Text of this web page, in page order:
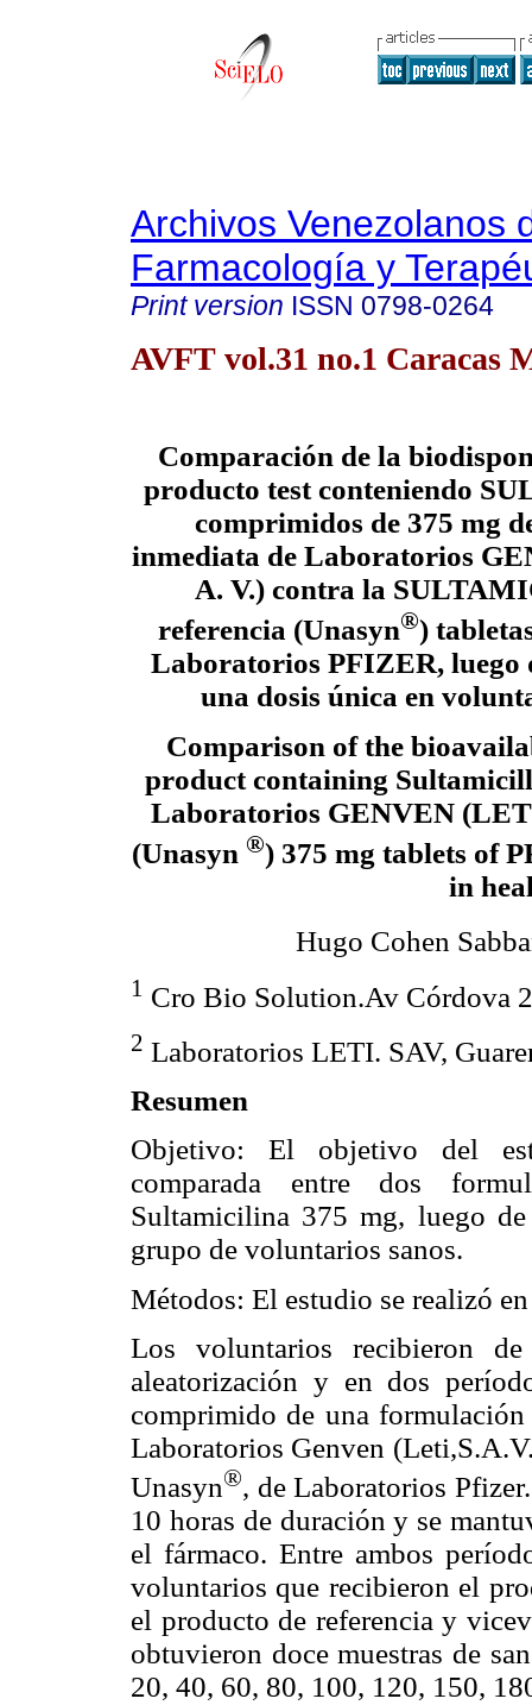
Archivos Venezolanos
Farmacología y
Print version ISSN 0798-0264
AVFT vol.31 no.1 Caracas
Comparación de la
producto test conteniendo
comprimidos de 375 mg
inmediata de Laboratorios
A. V.) contra la
referencia (Unasyn®)
Laboratorios PFIZER, luego
una dosis única en
Comparison of the
product containing
Laboratorios GENVEN
(Unasyn ®) 375 mg tablets of
in
Hugo Cohen
1 Cro Bio Solution.Av Córdova
2 Laboratorios LETI. SAV,
Resumen
Objetivo: El objetivo del
comparada entre dos
Sultamicilina 375 mg, luego
grupo de voluntarios sanos.
Métodos: El estudio se realizó
Los voluntarios recibieron
aleatorización y en dos
comprimido de una
Laboratorios Genven
Unasyn®, de Laboratorios
10 horas de duración y se
el fármaco. Entre ambos
voluntarios que recibieron el
el producto de referencia y
obtuvieron doce muestras de
20, 40, 60, 80, 100, 120, 150,